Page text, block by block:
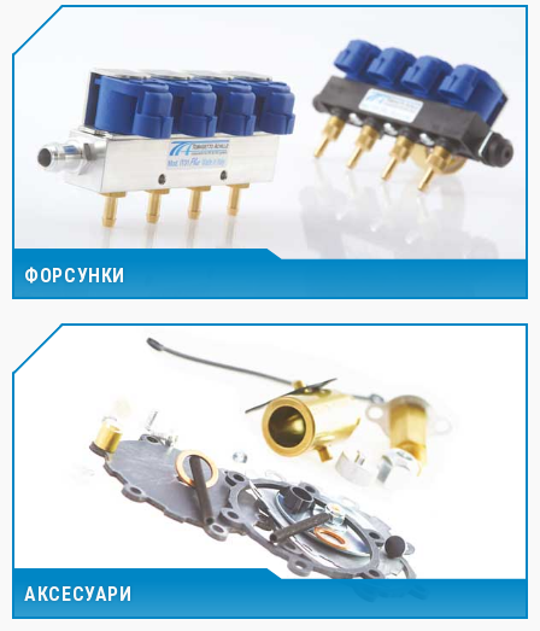
ФОРСУНКИ
АКСЕСУАРИ